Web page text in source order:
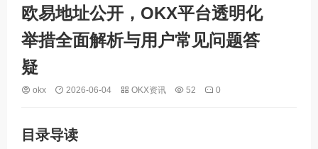
欧易地址公开，OKX平台透明化
举措全面解析与用户常见问题答
疑
okx 2026-06-04 OKX资讯 52 0
目录导读